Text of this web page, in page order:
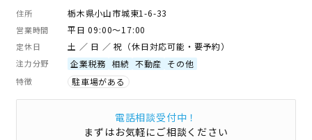
住所 栃木県小山市城東1-6-33
営業時間 平日 09:00～17:00
定休日 土 ／ 日 ／ 祝（休日対応可能・要予約）
注力分野 企業税務 相続 不動産 その他
特徴 駐車場がある
電話相談受付中！
まずはお気軽にご相談ください